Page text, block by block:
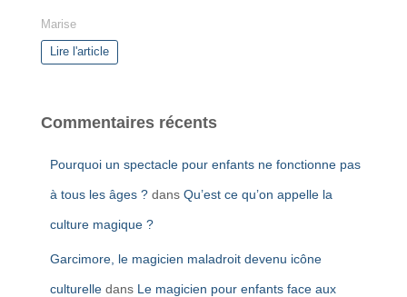
Marise
Lire l'article
Commentaires récents
Pourquoi un spectacle pour enfants ne fonctionne pas
à tous les âges ? dans Qu’est ce qu’on appelle la
culture magique ?
Garcimore, le magicien maladroit devenu icône
culturelle dans Le magicien pour enfants face aux